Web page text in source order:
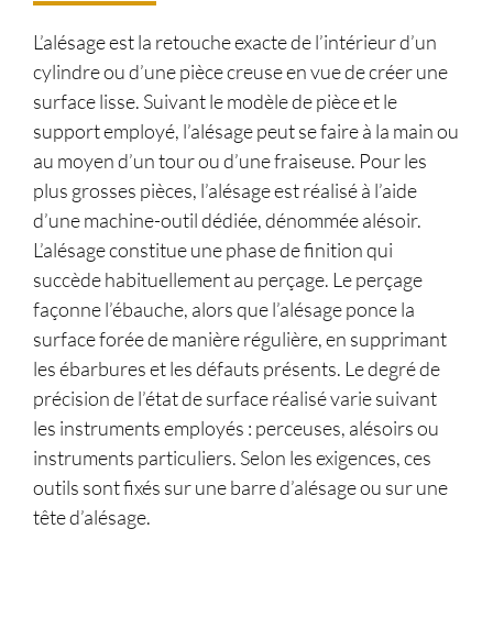
L’alésage est la retouche exacte de l’intérieur d’un
cylindre ou d’une pièce creuse en vue de créer une
surface lisse. Suivant le modèle de pièce et le
support employé, l’alésage peut se faire à la main ou
au moyen d’un tour ou d’une fraiseuse. Pour les
plus grosses pièces, l’alésage est réalisé à l’aide
d’une machine-outil dédiée, dénommée alésoir.
L’alésage constitue une phase de finition qui
succède habituellement au perçage. Le perçage
façonne l’ébauche, alors que l’alésage ponce la
surface forée de manière régulière, en supprimant
les ébarbures et les défauts présents. Le degré de
précision de l’état de surface réalisé varie suivant
les instruments employés : perceuses, alésoirs ou
instruments particuliers. Selon les exigences, ces
outils sont fixés sur une barre d’alésage ou sur une
tête d’alésage.